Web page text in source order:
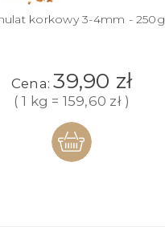
korkowy 3-4mm - 250g
Cena: 39,90 zł
( 1 kg = 159,60 zł )